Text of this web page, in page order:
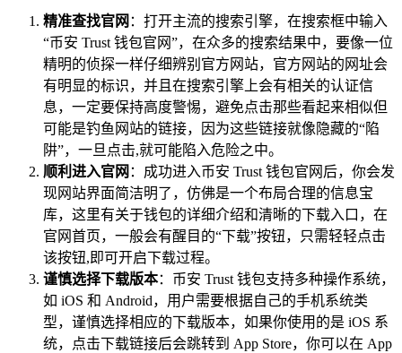
精准查找官网 ：打开主流的搜索引擎，在搜索框中输入
“币安 Trust 钱包官网”，在众多的搜索结果中，要像一位
精明的侦探一样仔细辨别官方网站，官方网站的网址会
有明显的标识，并且在搜索引擎上会有相关的认证信
息，一定要保持高度警惕，避免点击那些看起来相似但
可能是钓鱼网站的链接，因为这些链接就像隐藏的“陷
阱”，一旦点击,就可能陷入危险之中。
顺利进入官网 ：成功进入币安 Trust 钱包官网后，你会发
现网站界面简洁明了，仿佛是一个布局合理的信息宝
库，这里有关于钱包的详细介绍和清晰的下载入口，在
官网首页，一般会有醒目的“下载”按钮，只需轻轻点击
该按钮,即可开启下载过程。
谨慎选择下载版本：币安 Trust 钱包支持多种操作系统，
如 iOS 和 Android，用户需要根据自己的手机系统类
型，谨慎选择相应的下载版本，如果你使用的是 iOS 系
统，点击下载链接后会跳转到 App Store，你可以在 App